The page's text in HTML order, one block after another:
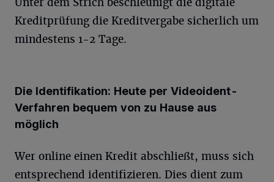
Kreditprüfung die Kreditvergabe sicherlich um
mindestens 1-2 Tage.
Die Identifikation: Heute per Videoident-
Verfahren bequem von zu Hause aus
möglich
Wer online einen Kredit abschließt, muss sich
entsprechend identifizieren. Dies dient zum